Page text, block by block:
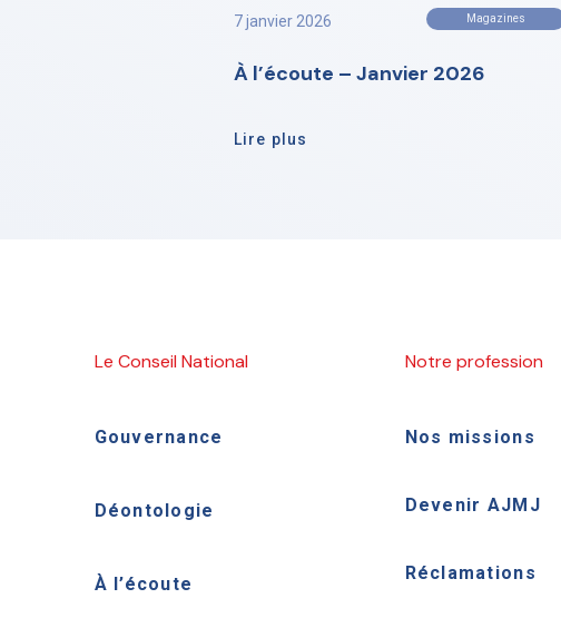
7 janvier 2026 Magazines
À l’écoute – Janvier 2026
Lire plus
Le Conseil National
Gouvernance
Déontologie
À l’écoute
Notre profession
Nos missions
Devenir AJMJ
Réclamations